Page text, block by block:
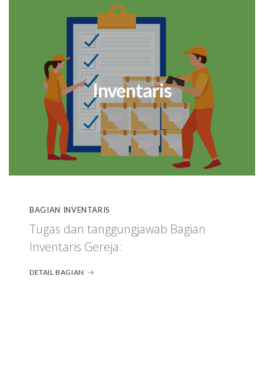
Inventaris
BAGIAN INVENTARIS
Tugas dan tanggungjawab Bagian
Inventaris Gereja:
DETAIL BAGIAN